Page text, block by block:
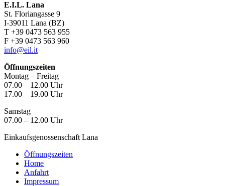
E.I.L. Lana
St. Floriangasse 9
I-39011 Lana (BZ)
T +39 0473 563 955
F +39 0473 563 960
info@eil.it
Öffnungszeiten
Montag – Freitag
07.00 – 12.00 Uhr
17.00 – 19.00 Uhr
Samstag
07.00 – 12.00 Uhr
Einkaufsgenossenschaft Lana
Öffnungszeiten
Home
Anfahrt
Impressum